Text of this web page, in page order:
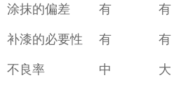
涂抹的偏差 有 有
补漆的必要性 有 有
不良率 中 大